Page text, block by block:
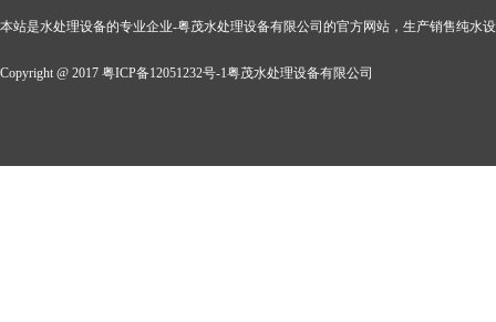
本站是水处理设备的专业企业-粤茂水处理设备有限公司的官方网站，生产销售纯水
Copyright @ 2017 粤ICP备12051232号-1粤茂水处理设备有限公司